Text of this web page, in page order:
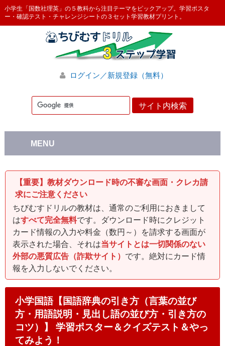
小学生「国数社理英」の５教科から注目テーマをピックアップ。学習ポスタ
ー・確認テスト・チャレンジシートの３セット学習教材プリント。
ログイン／新規登録（無料）
MENU
【重要】教材ダウンロード時の不審な画面・クレカ請
求にご注意ください
ちびむすドリルの教材は、通常のご利用におきまして
はすべて完全無料です。ダウンロード時にクレジット
カード情報の入力や料金（数円～）を請求する画面が
表示された場合、それは当サイトとは一切関係のない
外部の悪質広告（詐欺サイト） です。絶対にカード情
報を入力しないでください。
小学国語【国語辞典の引き方（言葉の並び
方・用語説明・見出し語の並び方・引き方の
コツ）】 学習ポスター＆クイズテスト＆やっ
てみよう！